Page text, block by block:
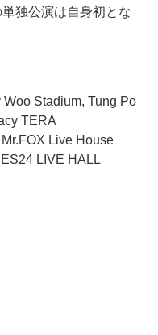
独公演は自身初とな
Stadium, Tung Po
TERA
Live House
LIVE HALL